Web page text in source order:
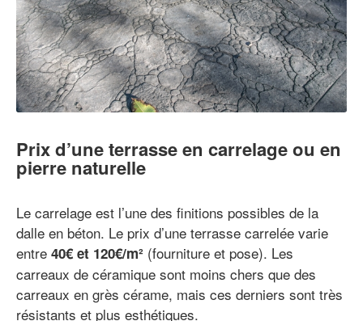
Prix d’une terrasse en carrelage ou en
pierre naturelle
Le carrelage est l’une des finitions possibles de la
dalle en béton. Le prix d’une terrasse carrelée varie
entre 40€ et 120€/m² (fourniture et pose). Les
carreaux de céramique sont moins chers que des
carreaux en grès cérame, mais ces derniers sont très
résistants et plus esthétiques.